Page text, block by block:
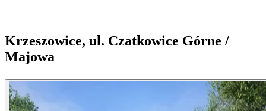
Krzeszowice, ul. Czatkowice Górne /
Majowa